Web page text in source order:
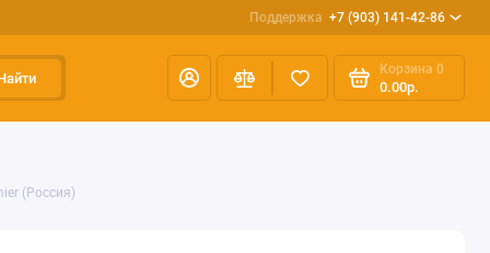
Поддержка +7 (903) 141-42-86
Корзина 0
0.00р.
(Россия)